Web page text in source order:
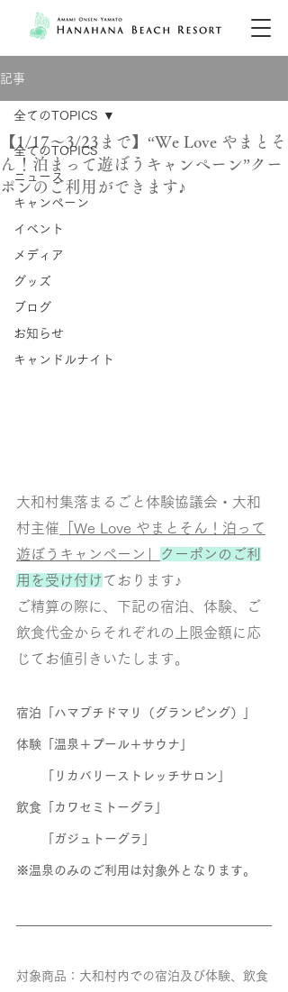
記事
全てのTOPICS
ニュース
キャンペーン
イベント
メディア
グッズ
ブログ
お知らせ
キャンドルナイト
全てのTOPICS
【1/17～3/23まで】“We Love やまとそ
ん！泊まって遊ぼうキャンペーン”クー
ポンのご利用ができます♪
大和村集落まるごと体験協議会・大和
村主催 「We Love やまとそん！泊って
遊ぼうキャンペーン」
クーポンのご利
用を受け付け ております♪
ご精算の際に、下記の宿泊、体験、ご
飲食代金からそれぞれの上限金額に応
じてお値引きいたします。
宿泊「ハマブチドマリ（グランピング）」
体験「温泉＋プール＋サウナ」
「リカバリーストレッチサロン」
飲食「カワセミトーグラ」
「ガジュトーグラ」
※温泉のみのご利用は対象外となります。
対象商品：大和村内での宿泊及び体験、飲食